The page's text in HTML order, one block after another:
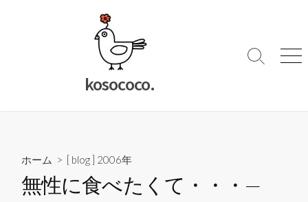
ス
kosococo.
検
メ
ホーム > [ blog ] 2006年
無性に食べたくて・・・—